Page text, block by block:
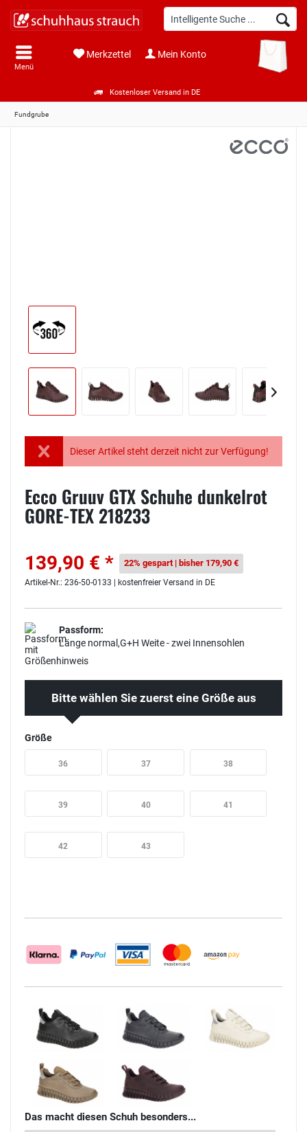
Kostenloser Versand in DE
Menü
Merkzettel Mein Konto
Fundgrube
Dieser Artikel steht derzeit nicht zur Verfügung!
Ecco Gruuv GTX Schuhe dunkelrot
GORE-TEX 218233
139,90 € * 22% gespart | bisher 179,90 €
Artikel-Nr.: 236-50-0133 | kostenfreier Versand in DE
Passform:
Länge normal,G+H Weite - zwei Innensohlen
Bitte wählen Sie zuerst eine Größe aus
Größe
36 37 38
39 40 41
42 43
Das macht diesen Schuh besonders...